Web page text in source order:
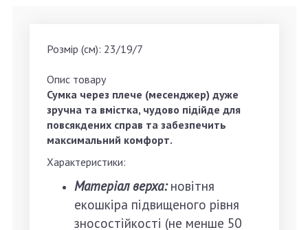
Розмір (см): 23/19/7
Опис товару
Сумка через плече (месенджер) дуже
зручна та вмістка, чудово підійде для
повсякдених справ та забезпечить
максимальний комфорт.
Характеристики:
Матеріал верха:новітня
екошкіра підвищеного рівня
зносостійкості (не менше 50